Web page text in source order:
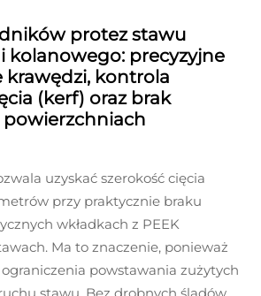
protez stawu
kolanowego: precyzyjne
kontrola
(kerf) oraz brak
uzyskać szerokość cięcia
przy praktycznie braku
wkładkach z PEEK
Ma to znaczenie, ponieważ
powstawania zużytych